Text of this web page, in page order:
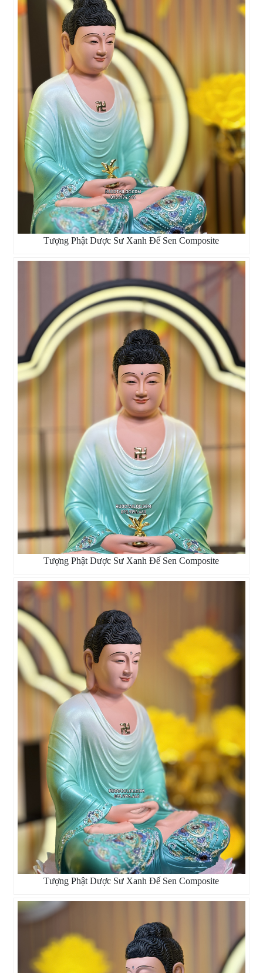
Tượng Phật Dược Sư Xanh Đế Sen Composite
Tượng Phật Dược Sư Xanh Đế Sen Composite
Tượng Phật Dược Sư Xanh Đế Sen Composite